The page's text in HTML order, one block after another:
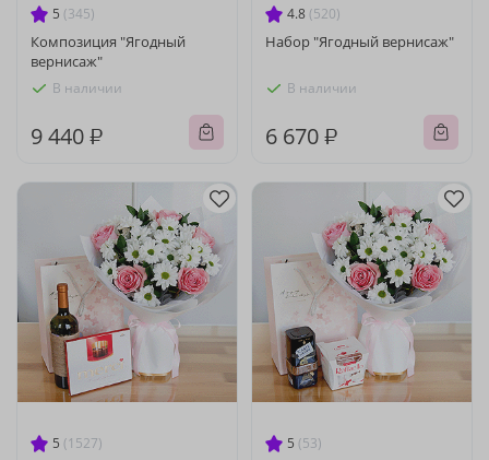
5 (345)
Композиция "Ягодный
вернисаж"
В наличии
9 440 ₽
4.8 (520)
Набор "Ягодный вернисаж"
В наличии
6 670 ₽
5 (1527) 5 (53)